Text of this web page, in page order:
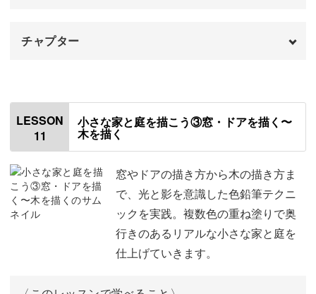
チャプター
色を塗る順番について
花を描く
屋根を塗る 06:44
LESSON
11
小さな家と庭を描こう③窓・ドアを描く〜
木を描く
窓やドアの描き方から木の描き方ま
で、光と影を意識した色鉛筆テクニ
ックを実践。複数色の重ね塗りで奥
行きのあるリアルな小さな家と庭を
仕上げていきます。